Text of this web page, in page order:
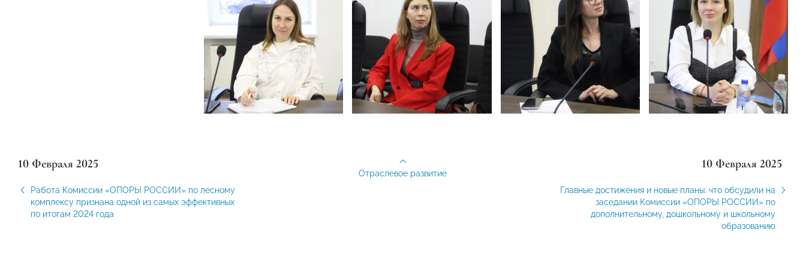
10 Февраля 2025
Работа Комиссии «ОПОРЫ РОССИИ» по лесному
комплексу признана одной из самых эффективных
по итогам 2024 года
10 Февраля 2025
Главные достижения и новые планы: что обсудили на
заседании Комиссии «ОПОРЫ РОССИИ» по
дополнительному, дошкольному и школьному
образованию
Отраслевое развитие